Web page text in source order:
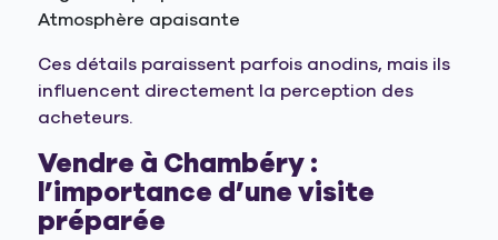
Atmosphère apaisante
Ces détails paraissent parfois anodins, mais ils
influencent directement la perception des
acheteurs.
Vendre à Chambéry :
l’importance d’une visite
préparée